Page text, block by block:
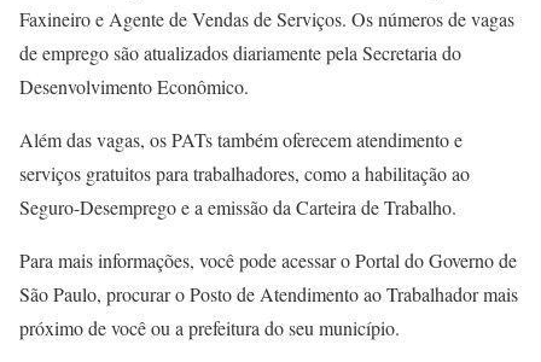
Faxineiro e Agente de Vendas de Serviços. Os números de vagas
de emprego são atualizados diariamente pela Secretaria do
Desenvolvimento Econômico.
Além das vagas, os PATs também oferecem atendimento e
serviços gratuitos para trabalhadores, como a habilitação ao
Seguro-Desemprego e a emissão da Carteira de Trabalho.
Para mais informações, você pode acessar o Portal do Governo de
São Paulo, procurar o Posto de Atendimento ao Trabalhador mais
próximo de você ou a prefeitura do seu município.